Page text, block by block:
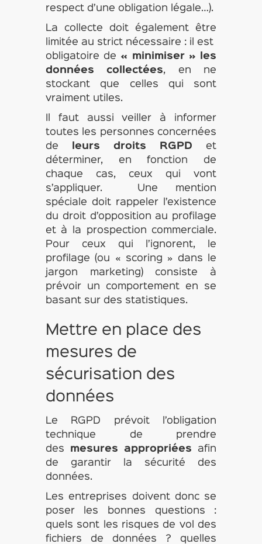
respect d’une obligation légale…).
La collecte doit également être
limitée au strict nécessaire : il est
obligatoire de « minimiser » les
données collectées, en ne
stockant que celles qui sont
vraiment utiles.
Il faut aussi veiller à informer
toutes les personnes concernées
de
leurs droits RGPD et
déterminer, en fonction de
chaque cas, ceux qui vont
s’appliquer. Une mention
spéciale doit rappeler l’existence
du droit d’opposition au profilage
et à la prospection commerciale.
Pour ceux qui l’ignorent, le
profilage (ou « scoring » dans le
jargon marketing) consiste à
prévoir un comportement en se
basant sur des statistiques.
Mettre en place des
mesures de
sécurisation des
données
Le RGPD prévoit l’obligation
technique de prendre
des mesures appropriées afin
de garantir la sécurité des
données.
Les entreprises doivent donc se
poser les bonnes questions :
quels sont les risques de vol des
fichiers de données ? quelles